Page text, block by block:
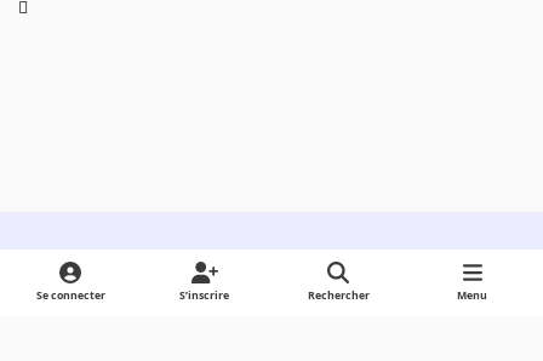
Light ModeDark ModeSystem Preference
Se connecter S’inscrire Rechercher Menu